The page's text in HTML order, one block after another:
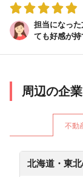
担当になっ
ても好感が持
周辺の企
不動
北海道・東